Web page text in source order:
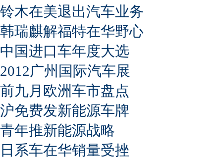
铃木在美退出汽车业务
韩瑞麒解福特在华野心
中国进口车年度大选
2012广州国际汽车展
前九月欧洲车市盘点
沪免费发新能源车牌
青年推新能源战略
日系车在华销量受挫